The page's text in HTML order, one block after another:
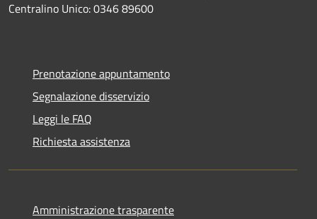
Centralino Unico: 0346 89600
Prenotazione appuntamento
Segnalazione disservizio
Leggi le FAQ
Richiesta assistenza
Amministrazione trasparente